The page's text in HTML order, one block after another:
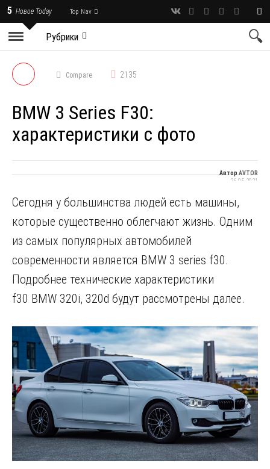
5 Новое Today Top Nav
Рубрики
Compare 2135
BMW 3 Series F30:
характеристики с фото
АвторAVTOR
26.05.2021
Сегодня у большинства людей есть машины,
которые существенно облегчают жизнь. Одним
из самых популярных автомобилей
современности является BMW 3 series f30.
Подробнее технические характеристики
f30 BMW 320i, 320d будут рассмотрены далее.